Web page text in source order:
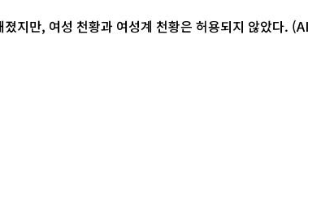
지만, 여성 천황과 여성계 천황은 허용되지 않았다. (AI